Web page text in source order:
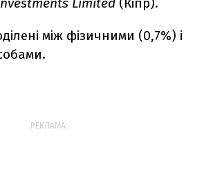
між фізичними (0,7%) і
РЕКЛАМА: